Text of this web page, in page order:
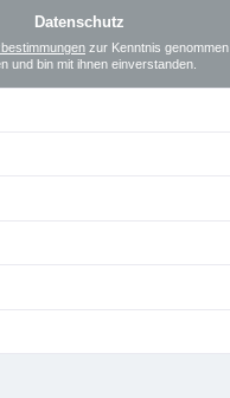
Datenschutz
zur Kenntnis
und bin mit ihnen einverstanden.